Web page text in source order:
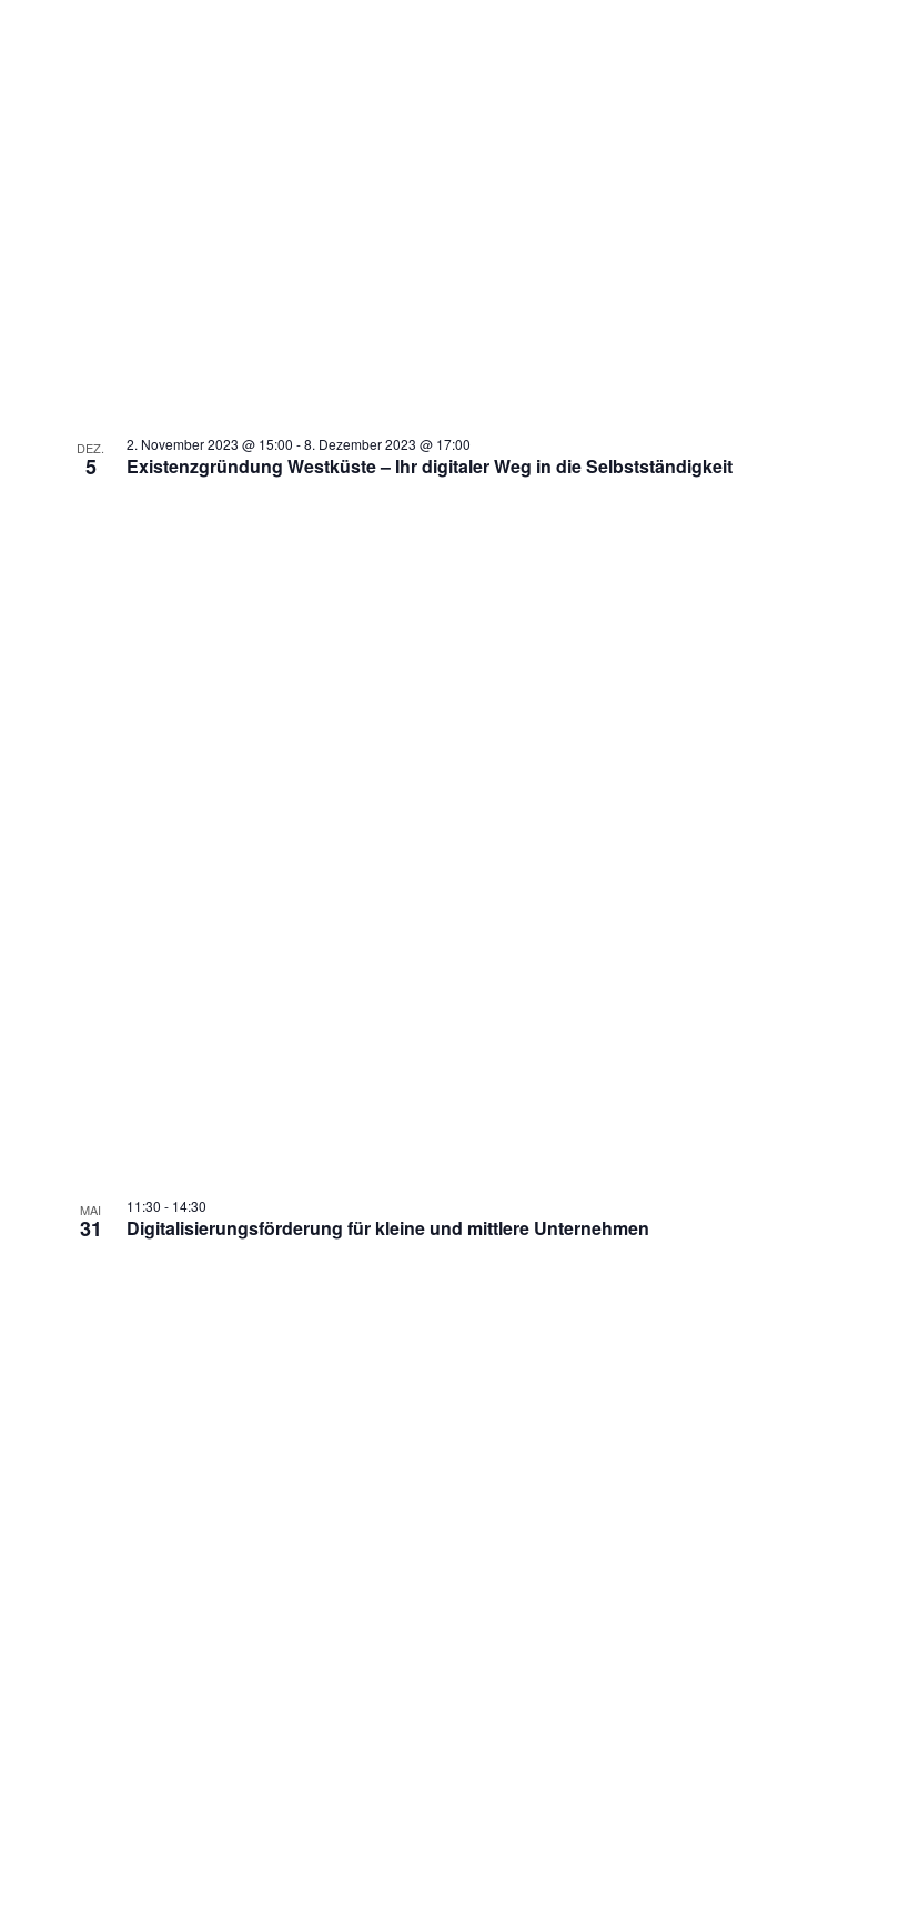
DEZ.
5
2. November 2023 @ 15:00 -8. Dezember 2023 @ 17:00
Existenzgründung Westküste – Ihr digitaler Weg in die Selbstständigkeit
MAI
31
11:30 - 14:30
Digitalisierungsförderung für kleine und mittlere Unternehmen